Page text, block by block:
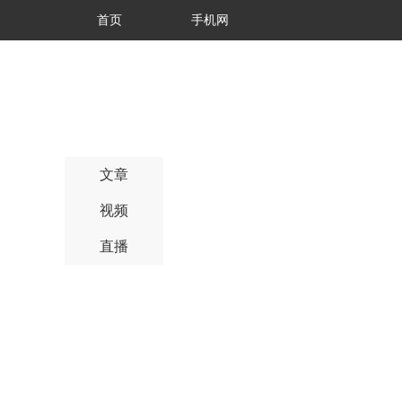
首页 手机网
文章
视频
直播